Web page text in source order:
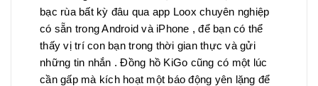
bạc rùa bất kỳ đâu qua app Loox chuyên nghiệp
có sẵn trong Android và iPhone , để bạn có thể
thấy vị trí con bạn trong thời gian thực và gửi
những tin nhắn . Đồng hồ KiGo cũng có một lúc
cần gấp mà kích hoạt một báo động yên lặng để